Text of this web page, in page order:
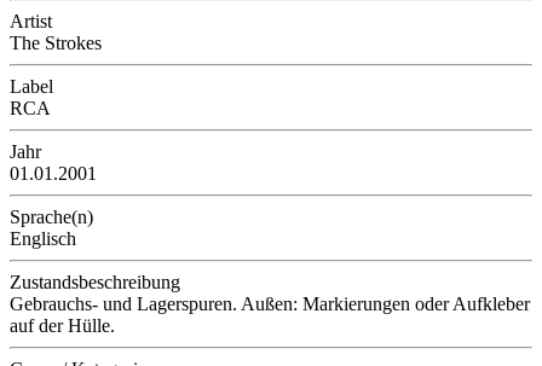
Artist
The Strokes
Label
RCA
Jahr
01.01.2001
Sprache(n)
Englisch
Zustandsbeschreibung
Gebrauchs- und Lagerspuren. Außen: Markierungen oder Aufkleber
auf der Hülle.